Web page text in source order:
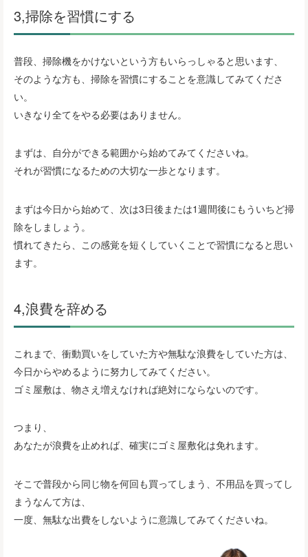
3,掃除を習慣にする
普段、掃除機をかけないという方もいらっしゃると思います、
そのような方も、掃除を習慣にすることを意識してみてくださ
い。
いきなり全てをやる必要はありません。
まずは、自分ができる範囲から始めてみてくださいね。
それが習慣になるための大切な一歩となります。
まずは今日から始めて、次は3日後または1週間後にもういちど掃
除をしましょう。
慣れてきたら、この感覚を短くしていくことで習慣になると思い
ます。
4,浪費を辞める
これまで、衝動買いをしていた方や無駄な浪費をしていた方は、
今日からやめるように努力してみてください。
ゴミ屋敷は、物さえ増えなければ絶対にならないのです。
つまり、
あなたが浪費を止めれば、確実にゴミ屋敷化は免れます。
そこで普段から同じ物を何回も買ってしまう、不用品を買ってし
まうなんて方は、
一度、無駄な出費をしないように意識してみてくださいね。